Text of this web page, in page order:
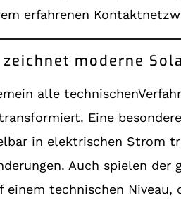
erfahrenen
moderne
alle
Eine
in elektrischen Strom
Auch spielen
technischen